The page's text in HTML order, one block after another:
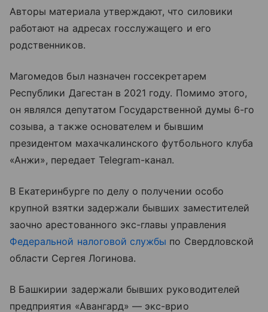
Авторы материала утверждают, что силовики
работают на адресах госслужащего и его
родственников.
Магомедов был назначен госсекретарем
Республики Дагестан в 2021 году. Помимо этого,
он являлся депутатом Государственной думы 6-го
созыва, а также основателем и бывшим
президентом махачкалинского футбольного клуба
«Анжи», передает Telegram-канал.
В Екатеринбурге по делу о получении особо
крупной взятки задержали бывших заместителей
заочно арестованного экс-главы управления
Федеральной налоговой службы по Свердловской
области Сергея Логинова.
В Башкирии задержали бывших руководителей
предприятия «Авангард» — экс-врио